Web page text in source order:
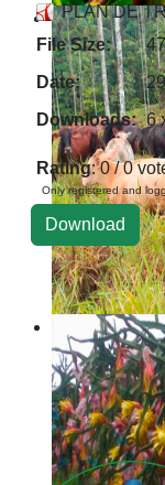
PLAN DE
File Size:
Date:
Downloads: 6
Rating: 0 / 0
Only registered and